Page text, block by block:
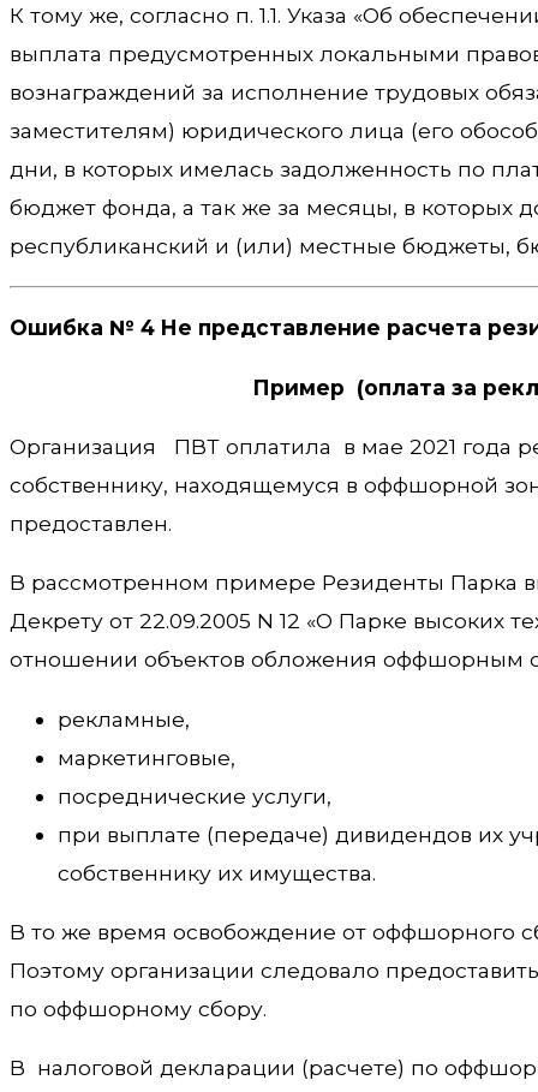
К тому же, согласно п. 1.1. Указа «Об
выплата предусмотренных локальными
вознаграждений за исполнение трудовых
заместителям) юридического лица (его
дни, в которых имелась задолженность по
бюджет фонда, а так же за месяцы, в которых
республиканский и (или) местные бюджеты,
Ошибка № 4 Не представление расчета
Пример (оплата за
Организация ПВТ оплатила в мае 2021 года
собственнику, находящемуся в оффшорной
предоставлен.
В рассмотренном примере Резиденты Парка
Декрету от 22.09.2005 N 12 «О Парке высоких
отношении объектов обложения оффшорным
рекламные,
маркетинговые,
посреднические услуги,
при выплате (передаче) дивидендов их
собственнику их имущества.
В то же время освобождение от оффшорного
Поэтому организации следовало
по оффшорному сбору.
В налоговой декларации (расчете) по